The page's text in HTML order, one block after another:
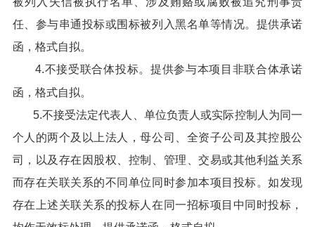
任、参与串通投标或围标被列入黑名单等情况。提供承诺
函，格式自拟。
4.不接受联合体投标。提供参与本项目非联合体承诺
函，格式自拟。
5.不接受法定代表人、单位负责人或实际控制人为同一
个人的两个及以上法人，母公司、全资子公司及其控股公
司，以及存在因股权、控制、管理、交易或其他利益关系
而存在关联关系的不同单位同时参加本项目投标。如发现
存在上述关联关系的投标人在同一招标项目中同时投标，